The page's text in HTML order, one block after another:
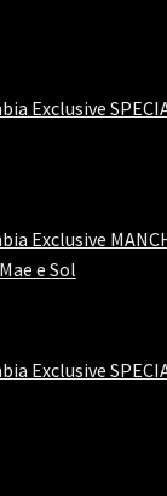
Exclusive
Exclusive
e Sol
Exclusive